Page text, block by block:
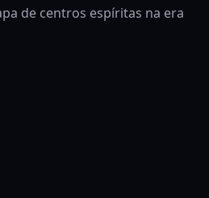
de centros espíritas na era